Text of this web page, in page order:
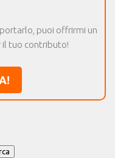
puoi offrirmi un
il tuo contributo!